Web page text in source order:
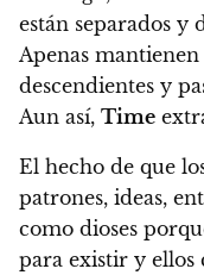
están separados y
Apenas
descendientes y
Aun así, Time
El hecho de que
patrones, ideas,
como dioses
para existir y ellos